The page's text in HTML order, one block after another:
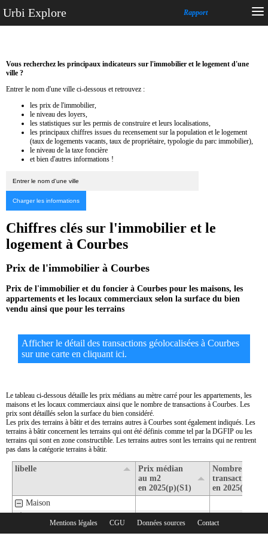
Urbi Explore Rapport
Mentions légales CGU Données sources Contact
Rubriques :
Vous recherchez les principaux indicateurs sur l'immobilier et le logement d'une
ville ?
Entrer le nom d'une ville ci-dessous et retrouvez :
les prix de l'immobilier,
le niveau des loyers,
les statistiques sur les permis de construire et leurs localisations,
les principaux chiffres issues du recensement sur la population et le logement
(taux de logements vacants, taux de propriétaire, typologie du parc immobilier),
le niveau de la taxe foncière
et bien d'autres informations !
Chiffres clés sur l'immobilier et le
logement à Courbes
Prix de l'immobilier à Courbes
Prix de l'immobilier et du foncier à Courbes pour les maisons, les
appartements et les locaux commerciaux selon la surface du bien
vendu ainsi que pour les terrains
Afficher le détail des transactions géolocalisées à Courbes
sur une carte en cliquant ici.
Le tableau ci-dessous détaille les prix médians au mètre carré pour les appartements, les
maisons et les locaux commerciaux ainsi que le nombre de transactions à Courbes. Les
prix sont détaillés selon la surface du bien considéré.
Les prix des terrains à bâtir et des terrains autres à Courbes sont également indiqués. Les
terrains à bâtir concernent les terrains qui ont été définis comme tel par la DGFIP ou les
terrains qui sont en zone constructible. Les terrains autres sont les terrains qui ne rentrent
pas dans la catégorie terrains à bâtir.
libelle
Prix médian
au m2
en 2025(p)(S1)
Nombre de
transactions
en 2025(p)(S1)
Maison
2- Surface de 30 m2 à 80 m2